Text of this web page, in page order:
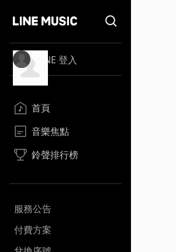
LINE 登入
首頁
音樂焦點
鈴聲排行榜
服務公告
付費方案